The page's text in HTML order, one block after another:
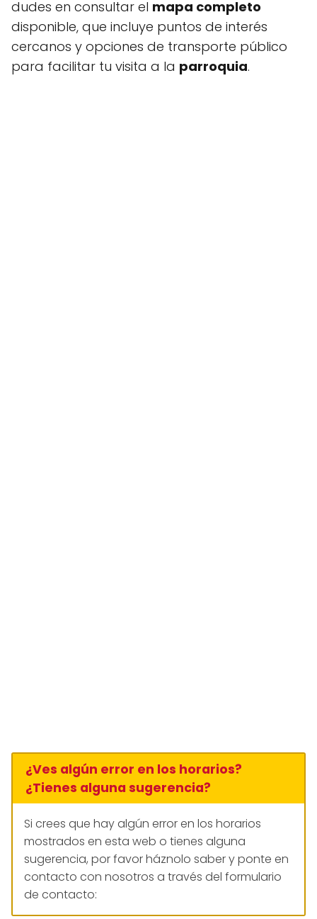
dudes en consultar el mapa completo
disponible, que incluye puntos de interés
cercanos y opciones de transporte público
para facilitar tu visita a la parroquia.
¿Ves algún error en los horarios?
¿Tienes alguna sugerencia?
Si crees que hay algún error en los horarios
mostrados en esta web o tienes alguna
sugerencia, por favor háznolo saber y ponte en
contacto con nosotros a través del formulario
de contacto: